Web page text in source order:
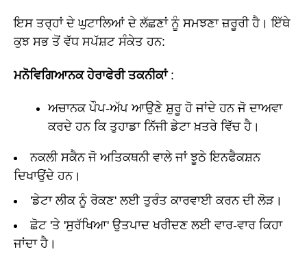
ਇਸ ਤਰ੍ਹਾਂ ਦੇ ਘੁਟਾਲਿਆਂ ਦੇ ਲੱਛਣਾਂ ਨੂੰ ਸਮਝਣਾ ਜ਼ਰੂਰੀ ਹੈ। ਇੱਥੇ
ਕੁਝ ਸਭ ਤੋਂ ਵੱਧ ਸਪੱਸ਼ਟ ਸੰਕੇਤ ਹਨ:
ਮਨੋਵਿਗਿਆਨਕ ਹੇਰਾਫੇਰੀ ਤਕਨੀਕਾਂ:
ਅਚਾਨਕ ਪੌਪ-ਅੱਪ ਆਉਣੇ ਸ਼ੁਰੂ ਹੋ ਜਾਂਦੇ ਹਨ ਜੋ ਦਾਅਵਾ
ਕਰਦੇ ਹਨ ਕਿ ਤੁਹਾਡਾ ਨਿੱਜੀ ਡੇਟਾ ਖ਼ਤਰੇ ਵਿੱਚ ਹੈ।
ਨਕਲੀ ਸਕੈਨ ਜੋ ਅਤਿਕਥਨੀ ਵਾਲੇ ਜਾਂ ਝੂਠੇ ਇਨਫੈਕਸ਼ਨ
ਦਿਖਾਉਂਦੇ ਹਨ।
'ਡੇਟਾ ਲੀਕ ਨੂੰ ਰੋਕਣ' ਲਈ ਤੁਰੰਤ ਕਾਰਵਾਈ ਕਰਨ ਦੀ ਲੋੜ।
ਛੋਟ 'ਤੇ 'ਸੁਰੱਖਿਆ' ਉਤਪਾਦ ਖਰੀਦਣ ਲਈ ਵਾਰ-ਵਾਰ ਕਿਹਾ
ਜਾਂਦਾ ਹੈ।